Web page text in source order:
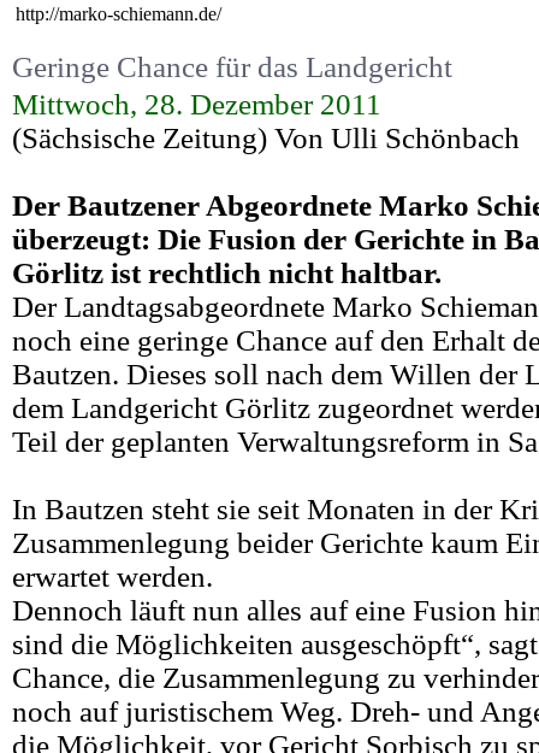
http://marko-schiemann.de/
Geringe Chance für das Landgericht
Mittwoch, 28. Dezember 2011
(Sächsische Zeitung) Von Ulli Schönbach
Der Bautzener Abgeordnete Marko
überzeugt: Die Fusion der Gerichte in
Görlitz ist rechtlich nicht haltbar.
Der Landtagsabgeordnete Marko
noch eine geringe Chance auf den Erhalt
Bautzen. Dieses soll nach dem Willen der
dem Landgericht Görlitz zugeordnet
Teil der geplanten Verwaltungsreform in
In Bautzen steht sie seit Monaten in der
Zusammenlegung beider Gerichte kaum
erwartet werden.
Dennoch läuft nun alles auf eine Fusion
sind die Möglichkeiten ausgeschöpft“,
Chance, die Zusammenlegung zu
noch auf juristischem Weg. Dreh- und
die Möglichkeit, vor Gericht Sorbisch zu